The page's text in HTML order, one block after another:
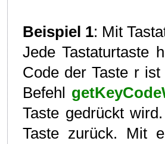
Beispiel 1: Mit
Jede Tastaturtaste
Code der Taste r
Befehl
Taste gedrückt
Taste zurück. Mit